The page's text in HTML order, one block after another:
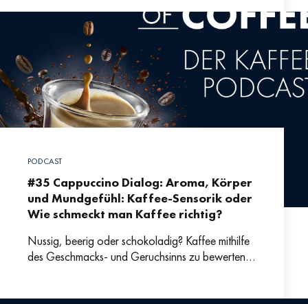
PODCAST
#35 Cappuccino Dialog: Aroma, Körper
und Mundgefühl: Kaffee-Sensorik oder
Wie schmeckt man Kaffee richtig?
Nussig, beerig oder schokoladig? Kaffee mithilfe
des Geschmacks- und Geruchsinns zu bewerten